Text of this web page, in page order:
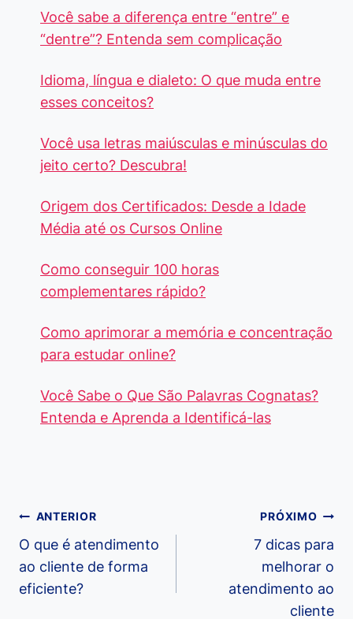
Você sabe a diferença entre “entre” e
“dentre”? Entenda sem complicação
Idioma, língua e dialeto: O que muda entre
esses conceitos?
Você usa letras maiúsculas e minúsculas do
jeito certo? Descubra!
Origem dos Certificados: Desde a Idade
Média até os Cursos Online
Como conseguir 100 horas
complementares rápido?
Como aprimorar a memória e concentração
para estudar online?
Você Sabe o Que São Palavras Cognatas?
Entenda e Aprenda a Identificá-las
Navegação
de
Post
ANTERIOR
O que é atendimento
ao cliente de forma
eficiente?
PRÓXIMO
7 dicas para
melhorar o
atendimento ao
cliente